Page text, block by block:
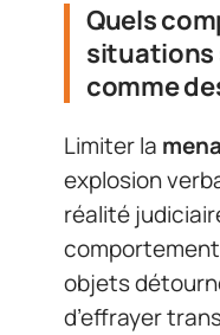
Quels
situations
comme
Limiter la
explosion
réalité
objets
d’effrayer